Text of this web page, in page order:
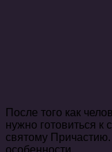
После того как
нужно готовиться
святому
особенности.